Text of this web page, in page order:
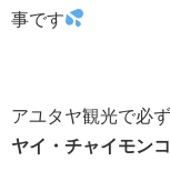
事です
アユタヤ観光で必
ヤイ・チャイモン